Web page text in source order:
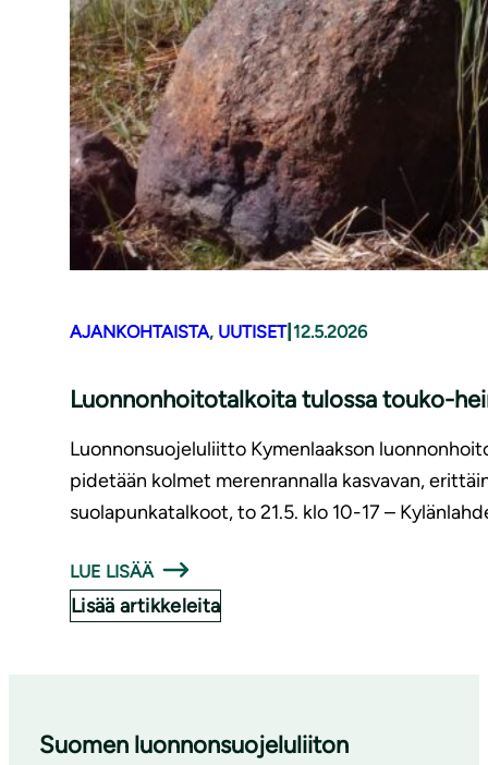
AJANKOHTAISTA, UUTISET| 12.5.2026
Luonnonhoitotalkoita tulossa touko-
Luonnonsuojeluliitto Kymenlaakson
pidetään kolmet merenrannalla kasvavan,
suolapunkatalkoot, to 21.5. klo 10-17 –
LUE LISÄÄ
Lisää artikkeleita
Suomen luonnonsuojeluliiton